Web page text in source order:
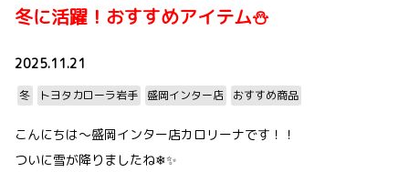
冬に活躍！おすすめアイテム⛄
2025.11.21
冬 トヨタカローラ岩手 盛岡インター店 おすすめ商品
こんにちは～盛岡インター店カロリーナです！！
ついに雪が降りましたね❄✨